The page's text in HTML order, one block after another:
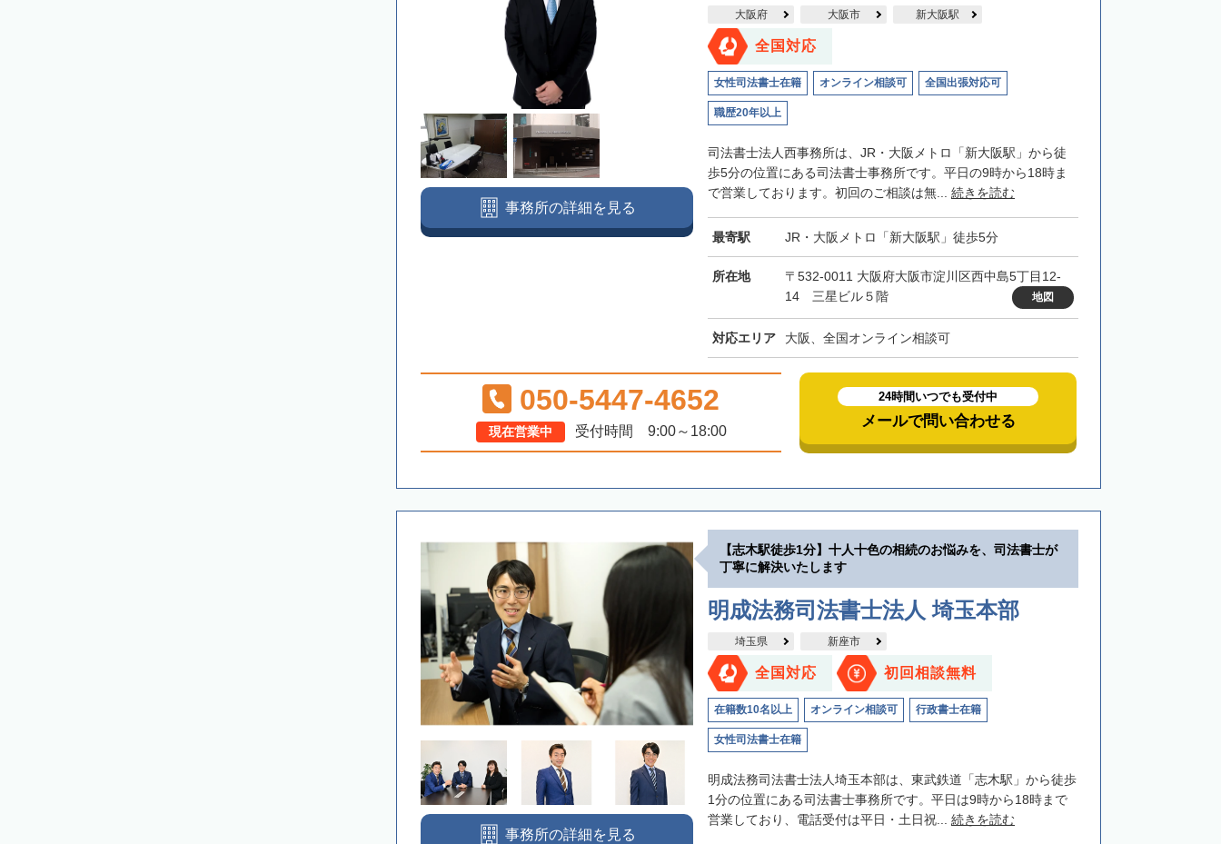
大阪府 大阪市 新大阪駅
全国対応
女性司法書士在籍 オンライン相談可 全国出張対応可
職歴20年以上
司法書士法人西事務所は、JR・大阪メトロ「新大阪駅」から徒
歩5分の位置にある司法書士事務所です。平日の9時から18時ま
で営業しております。初回のご相談は無... 続きを読む
最寄駅 JR・大阪メトロ「新大阪駅」徒歩5分
所在地
〒532-0011 大阪府大阪市淀川区西中島5丁目12-
14 三星ビル５階
地図
対応エリア 大阪、全国オンライン相談可
事務所の詳細を見る
050-5447-4652
現在営業中 受付時間 9:00～18:00
24時間いつでも受付中
メールで問い合わせる
【志木駅徒歩1分】十人十色の相続のお悩みを、司法書士が
丁寧に解決いたします
明成法務司法書士法人 埼玉本部
埼玉県 新座市
全国対応 初回相談無料
在籍数10名以上 オンライン相談可 行政書士在籍
女性司法書士在籍
明成法務司法書士法人埼玉本部は、東武鉄道「志木駅」から徒歩
1分の位置にある司法書士事務所です。平日は9時から18時まで
営業しており、電話受付は平日・土日祝... 続きを読む
事務所の詳細を見る